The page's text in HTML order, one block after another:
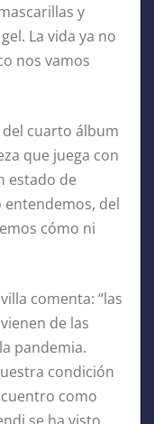
y
La vida ya no
nos vamos
del cuarto álbum
que juega con
estado de
entendemos, del
cómo ni
comenta: “las
de las
pandemia.
condición
como